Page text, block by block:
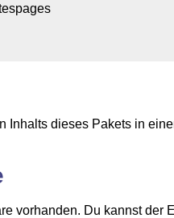
Inhalts dieses Pakets in
vorhanden. Du kannst der